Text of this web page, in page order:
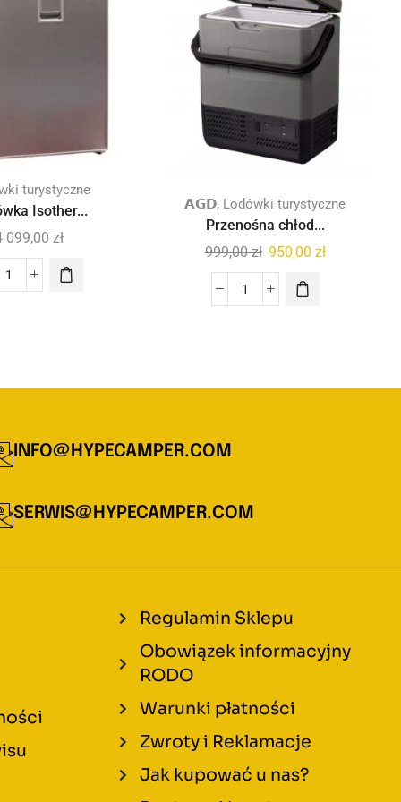
turystyczne
Isother...
099,00 zł
𝗔𝗚𝗗, Lodówki turystyczne
Przenośna chłod...
999,00zł 950,00 zł
INFO@HYPECAMPER.COM
SERWIS@HYPECAMPER.COM
Regulamin Sklepu
Obowiązek informacyjny
RODO
Warunki płatności
Zwroty i Reklamacje
Jak kupować u nas?